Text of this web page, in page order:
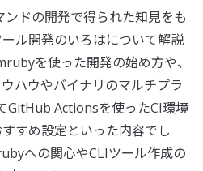
ドの開発で得られた知見をも
ル開発のいろはについて解説
を使った開発の始め方や、
ハウやバイナリのマルチプラ
GitHub Actionsを使ったCI環境
すめ設定といった内容でし
への関心やCLIツール作成の